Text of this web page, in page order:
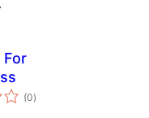
For
(0مجموعی
درجہ
)